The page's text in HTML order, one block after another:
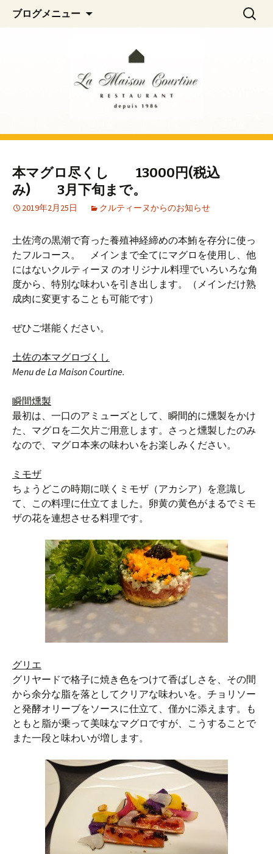
La Maison Courtine
阿佐ヶ谷、荻窪のフレンチレストラン
「La Maison Courtine（ラ・メゾン・クル
ブログメニュー
へ
移
検
本マグロ尽くし 13000円(税込
み) 3月下旬まで。
2019年2月25日 クルティーヌからのお知らせ
土佐湾の黒潮で育った養殖神経締めの本鮪を存分に使っ
たフルコース。 メインまで全てにマグロを使用し、他
にはないクルティーヌ のオリジナル料理でいろいろな角
度から、特別な味わいを引き出します。（メインだけ熟
成肉に変更することも可能です）
ぜひご堪能ください。
土佐の本マグロづくし
Menu de La Maison Courtine.
瞬間燻製
最初は、一口のアミューズとして、瞬間的に燻製をかけ
た、マグロを二欠片ご用意します。さっと燻製したのみ
なので、マグロ本来の味わいをお楽しみください。
ミモザ
ちょうどこの時期に咲くミモザ（アカシア）を意識し
て、この料理に仕立てました。卵黄の黄色がまるでミモ
ザの花を連想させる料理です。
グリエ
グリヤードで格子に焼き色をつけて香ばしさを、その間
から余分な脂を落としてクリアな味わいを。チョリソー
と発酵オリーブをソースに仕立て、僅かに添えます。も
ともと脂が乗って美味なマグロですが、こうすることで
また一段と味わいが増します。